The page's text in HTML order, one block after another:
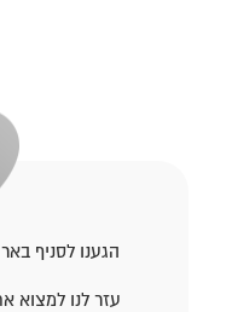
הגענו לסניף
עזר לנו למצוא